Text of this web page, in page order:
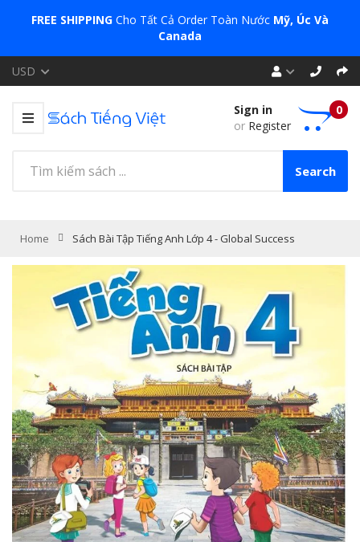
FREE SHIPPING Cho Tất Cả Order Toàn Nước Mỹ, Úc Và
Canada
USD
Sign in
or Register
0
Search
Home Sách Bài Tập Tiếng Anh Lớp 4 - Global Success